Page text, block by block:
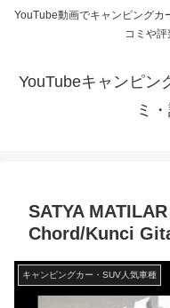
YouTube動画でキャンピングカ
コミや評
YouTubeキャンピン
ミ
SATYA
Chord/Kunci
キャンピングカー・SUV人気車種